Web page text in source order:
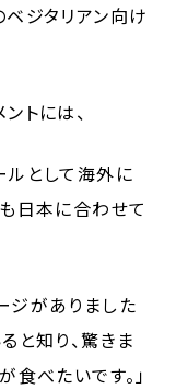
ジタリアン向け
トには、
ルとして海外に
日本に合わせて
ジがありました
と知り、驚きま
食べたいです。」